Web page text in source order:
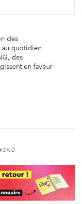
des
au quotidien
des
en faveur